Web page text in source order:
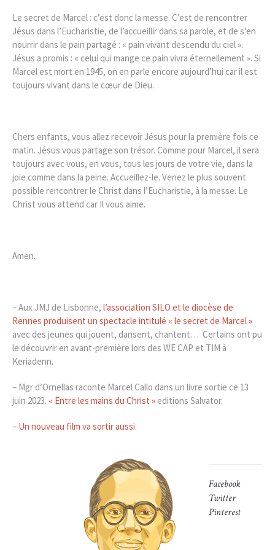
Le secret de Marcel : c’est donc la messe. C’est de rencontrer
Jésus dans l’Eucharistie, de l’accueillir dans sa parole, et de s’en
nourrir dans le pain partagé : « pain vivant descendu du ciel ».
Jésus a promis : « celui qui mange ce pain vivra éternellement ». Si
Marcel est mort en 1945, on en parle encore aujourd’hui car il est
toujours vivant dans le cœur de Dieu.
Chers enfants, vous allez recevoir Jésus pour la première fois ce
matin. Jésus vous partage son trésor. Comme pour Marcel, il sera
toujours avec vous, en vous, tous les jours de votre vie, dans la
joie comme dans la peine. Accueillez-le. Venez le plus souvent
possible rencontrer le Christ dans l’Eucharistie, à la messe. Le
Christ vous attend car Il vous aime.
Amen.
– Aux JMJ de Lisbonne, l’association SILO et le diocèse de
Rennes produisent un spectacle intitulé « le secret de Marcel »
avec des jeunes qui jouent, dansent, chantent… Certains ont pu
le découvrir en avant-première lors des WE CAP et TIM à
Keriadenn.
– Mgr d’Ornellas raconte Marcel Callo dans un livre sortie ce 13
juin 2023. « Entre les mains du Christ » editions Salvator.
– Un nouveau film va sortir aussi.
Facebook
Twitter
Pinterest